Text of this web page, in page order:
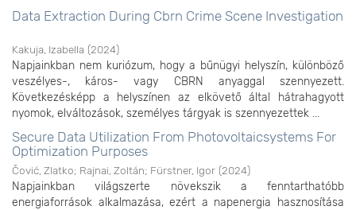
Data Extraction During Cbrn Crime Scene Investigation
Kakuja, Izabella (2024)
Napjainkban nem kuriózum, hogy a bűnügyi helyszín, különböző
veszélyes-, káros- vagy CBRN anyaggal szennyezett.
Következésképp a helyszínen az elkövető által hátrahagyott
nyomok, elváltozások, személyes tárgyak is szennyezettek ...
Secure Data Utilization From Photovoltaicsystems For
Optimization Purposes
Čović, Zlatko; Rajnai, Zoltán; Fürstner, Igor (2024)
Napjainkban világszerte növekszik a fenntarthatóbb
energiaforrások alkalmazása, ezért a napenergia hasznosítása